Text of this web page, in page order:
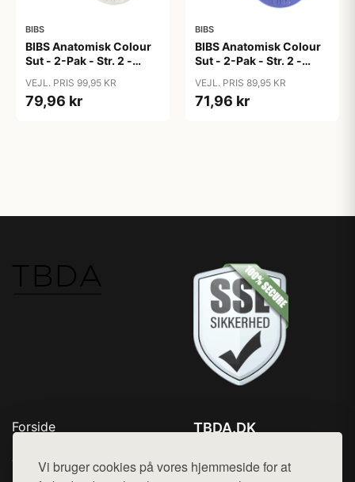
Vi bruger cookies på vores hjemmeside for at
BIBS
BIBS Anatomisk Colour
Sut - 2-Pak - Str. 2 -
Sage/Cloud
VEJL. PRIS 99,95 KR
79,96 kr
BIBS
BIBS Anatomisk Colour
Sut - 2-Pak - Str. 2 -
Hush/Grape
VEJL. PRIS 89,95 KR
71,96 kr
Forside
Top Rabatter
TBDA.DK